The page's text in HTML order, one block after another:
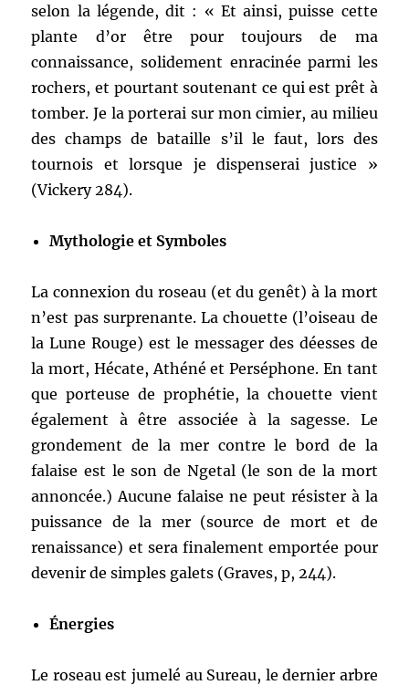
selon la légende, dit : « Et ainsi, puisse cette
plante d’or être pour toujours de ma
connaissance, solidement enracinée parmi les
rochers, et pourtant soutenant ce qui est prêt à
tomber. Je la porterai sur mon cimier, au milieu
des champs de bataille s’il le faut, lors des
tournois et lorsque je dispenserai justice »
(Vickery 284).
Mythologie et Symboles
La connexion du roseau (et du genêt) à la mort
n’est pas surprenante. La chouette (l’oiseau de
la Lune Rouge) est le messager des déesses de
la mort, Hécate, Athéné et Perséphone. En tant
que porteuse de prophétie, la chouette vient
également à être associée à la sagesse. Le
grondement de la mer contre le bord de la
falaise est le son de Ngetal (le son de la mort
annoncée.) Aucune falaise ne peut résister à la
puissance de la mer (source de mort et de
renaissance) et sera finalement emportée pour
devenir de simples galets (Graves, p, 244).
Énergies
Le roseau est jumelé au Sureau, le dernier arbre